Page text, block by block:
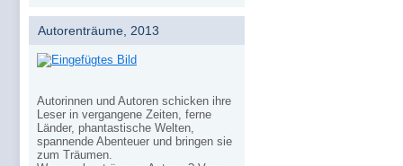
Autorenträume, 2013
Autorinnen und Autoren schicken ihre
Leser in vergangene Zeiten, ferne
Länder, phantastische Welten,
spannende Abenteuer und bringen sie
zum Träumen.